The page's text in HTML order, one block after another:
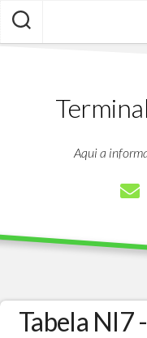
Skip
content
Aqui a
Tabela NI7